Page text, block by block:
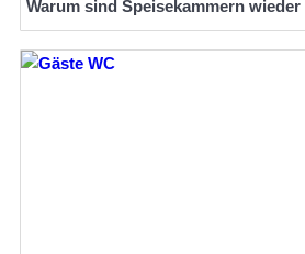
Warum sind Speisekammern wieder